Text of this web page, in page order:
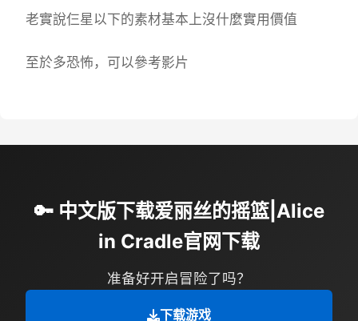
老實說仨星以下的素材基本上沒什麼實用價值
至於多恐怖，可以參考影片
🔑 中文版下载爱丽丝的摇篮|Alice
in Cradle官网下载
准备好开启冒险了吗？
下载游戏